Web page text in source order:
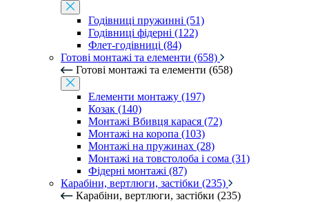
Годівниці пружинні (51)
Годівниці фідерні (122)
Флет-годівниці (84)
Готові монтажі та елементи (658)
Готові монтажі та елементи (658)
Елементи монтажу (197)
Козак (140)
Монтажі Вбивця карася (72)
Монтажі на коропа (103)
Монтажі на пружинах (28)
Монтажі на товстолоба і сома (31)
Фідерні монтажі (87)
Карабіни, вертлюги, застібки (235)
Карабіни, вертлюги, застібки (235)